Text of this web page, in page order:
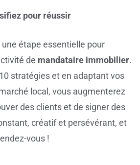
pour réussir
étape essentielle pour
de mandataire immobilier.
stratégies et en adaptant vos
local, vous augmenterez
des clients et de signer des
créatif et persévérant, et
vous !